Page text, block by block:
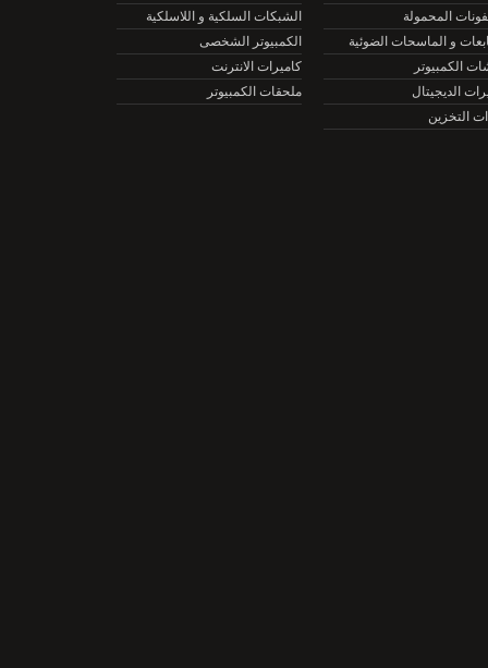
المحمولة
الشبكات السلكية و اللاسلكية
و الماسحات الضوئية
الكمبيوتر الشخصى
كاميرات الانترنت
الديجيتال
ملحقات الكمبيوتر